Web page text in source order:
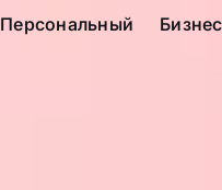
Персональный Бизнес